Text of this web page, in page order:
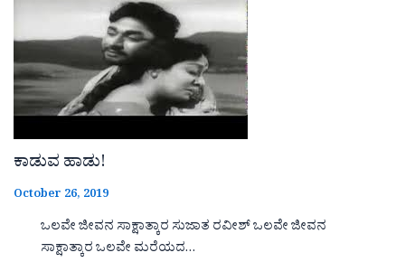
ಕಾಡುವ ಹಾಡು!
October 26, 2019
ಒಲವೇ ಜೀವನ ಸಾಕ್ಷಾತ್ಕಾರ ಸುಜಾತ ರವೀಶ್ ಒಲವೇ ಜೀವನ
ಸಾಕ್ಷಾತ್ಕಾರ ಒಲವೇ ಮರೆಯದ…